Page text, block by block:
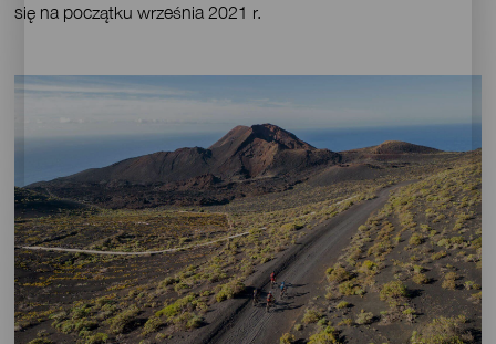
się na początku września 2021 r.
Imagen
Imagen
Móvil